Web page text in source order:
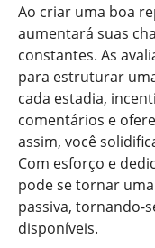
Ao criar uma boa
aumentará suas
constantes. As
para estruturar
cada estadia,
comentários e
assim, você
Com esforço e
pode se tornar
passiva, tornando-
disponíveis.